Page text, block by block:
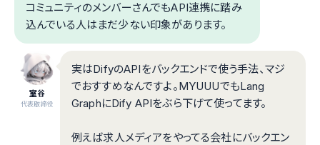
コミュニティのメンバーさんでもAPI連携に踏み
込んでいる人はまだ少ない印象があります。
室谷
代表取締役
実はDifyのAPIをバックエンドで使う手法、マジ
でおすすめなんですよ。MYUUUでもLang
GraphにDify APIをぶら下げて使ってます。
例えば求人メディアをやってる会社にバックエン